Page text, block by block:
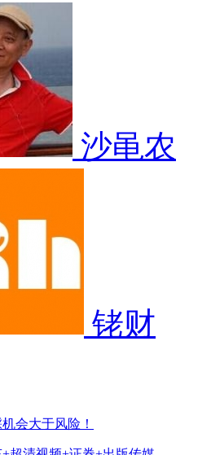
沙黾农
铑财
会大于风险！